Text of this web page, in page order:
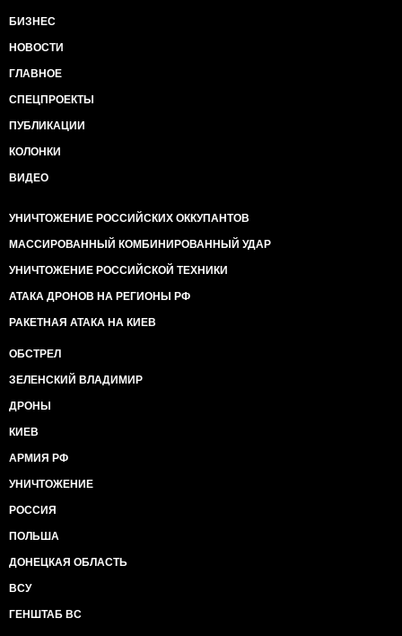
БИЗНЕС
НОВОСТИ
ГЛАВНОЕ
СПЕЦПРОЕКТЫ
ПУБЛИКАЦИИ
КОЛОНКИ
ВИДЕО
УНИЧТОЖЕНИЕ РОССИЙСКИХ ОККУПАНТОВ
МАССИРОВАННЫЙ КОМБИНИРОВАННЫЙ УДАР
УНИЧТОЖЕНИЕ РОССИЙСКОЙ ТЕХНИКИ
АТАКА ДРОНОВ НА РЕГИОНЫ РФ
РАКЕТНАЯ АТАКА НА КИЕВ
ОБСТРЕЛ
ЗЕЛЕНСКИЙ ВЛАДИМИР
ДРОНЫ
КИЕВ
АРМИЯ РФ
УНИЧТОЖЕНИЕ
РОССИЯ
ПОЛЬША
ДОНЕЦКАЯ ОБЛАСТЬ
ВСУ
ГЕНШТАБ ВС